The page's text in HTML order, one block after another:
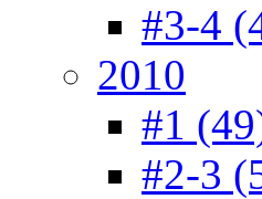
#3-4
2010
#1
#2-3